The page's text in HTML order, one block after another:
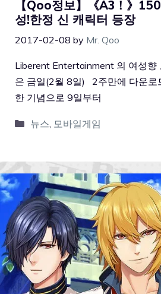
【Qoo정보】《A3！》
성!한정 신 캐릭터 등장
2017-02-08 by Mr. Qoo
Liberent Entertainment 의 여성향
은 금일(2월 8일) 2주만에 다운로
한 기념으로 9일부터
뉴스, 모바일게임